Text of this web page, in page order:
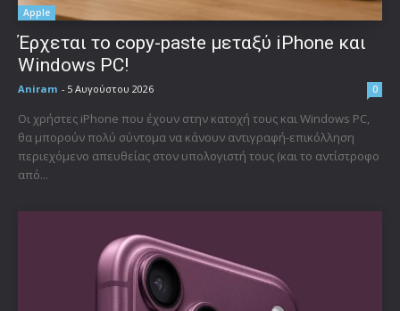
Apple
Έρχεται το copy-paste μεταξύ iPhone και
Windows PC!
Aniram - 5 Αυγούστου 2026 0
Οι χρήστες iPhone που έχουν στην κατοχή τους και Windows PC,
θα μπορούν πολύ σύντομα να κάνουν αντιγραφή-επικόλληση
περιεχόμενο απευθείας στον υπολογιστή τους (και το αντίστροφο
από...